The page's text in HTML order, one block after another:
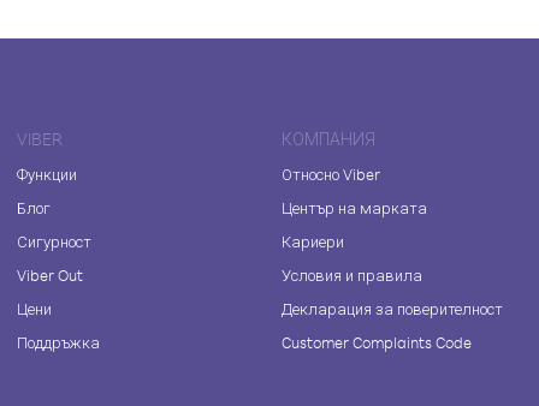
VIBER
Функции
Блог
Сигурност
Viber Out
Цени
Поддръжка
КОМПАНИЯ
Относно Viber
Център на марката
Кариери
Условия и правила
Декларация за поверителност
Customer Complaints Code